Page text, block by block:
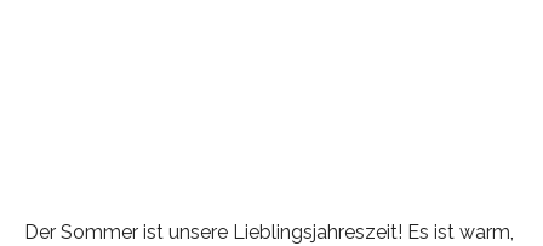
Der Sommer ist unsere Lieblingsjahreszeit! Es ist warm,